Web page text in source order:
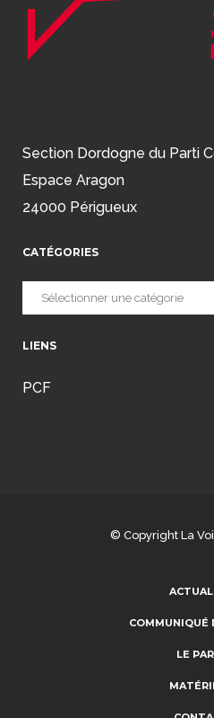
Section Dordogne du Parti
Espace Aragon
24000 Périgueux
CATÉGORIES
Catégories
LIENS
PCF
© Copyright La
COMMUNIQUÉ
LE